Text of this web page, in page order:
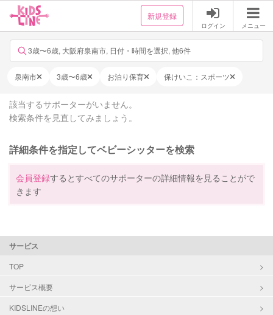
新規登録
ログイン メニュー
3歳〜6歳, 大阪府泉南市, 日付・時間を選択, 他6件
泉南市 3歳〜6歳 お泊り保育 保けいこ：スポーツ
該当するサポーターがいません。
検索条件を見直してみましょう。
詳細条件を指定してベビーシッターを検索
会員登録するとすべてのサポーターの詳細情報を見ることがで
きます
サービス
TOP
サービス概要
KIDSLINEの想い